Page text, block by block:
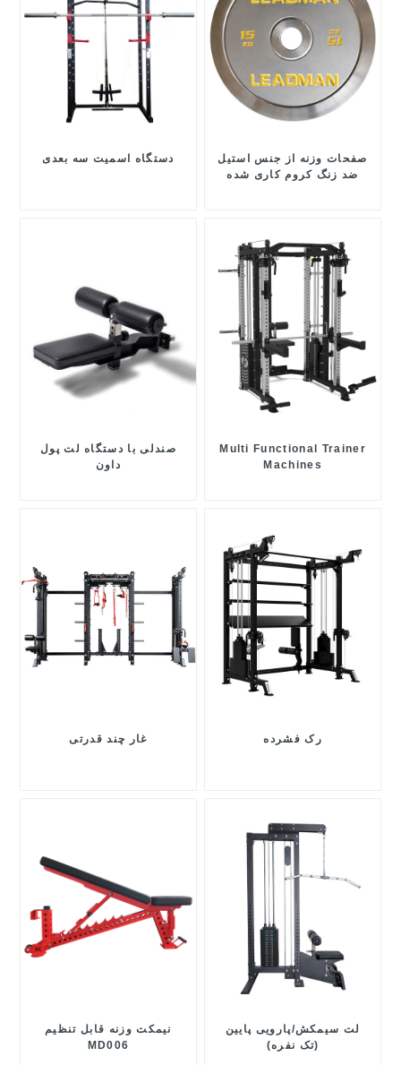
دستگاه اسمیت سه بعدی
صفحات وزنه از جنس استیل
ضد زنگ کروم کاری شده
صندلی با دستگاه لت پول
داون
Multi Functional Trainer
Machines
غار چند قدرتی رک فشرده
نیمکت وزنه قابل تنظیم
MD006
لت سیمکش/پارویی پایین
(تک نفره)